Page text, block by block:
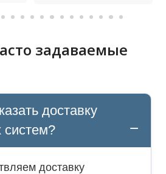
задаваемые
доставку
систем?
доставку